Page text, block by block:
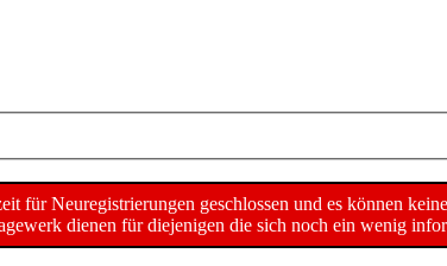
Neuregistrierungen geschlossen und es können
dienen für diejenigen die sich noch ein wenig